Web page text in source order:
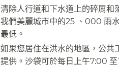
清除人行道和下水道上的碎屑和
我們美麗城市中的25 、000 雨
最低。​​
如果您居住在洪水的地區，公共
提供。沙袋可於每日上午7:00